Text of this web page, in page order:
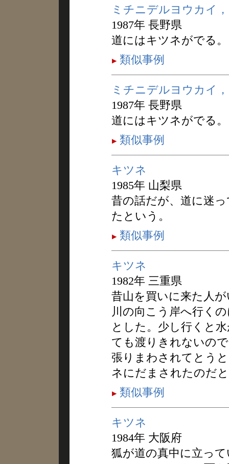
ミチニデルヨウカイ
1987年 長野県
道にはキツネがでる。
類似事例
ミチニデルヨウカイ
1987年 長野県
道にはキツネがでる。
類似事例
キツネ
1985年 山梨県
昔の話だが、道に迷
たという。
類似事例
キツネ
1982年 三重県
昔山を買いに来た人
川の向こう岸へ行く
とした。少し行くと
ても渡りきれないの
張りまわされてとう
ネにだまされたのだ
類似事例
キツネ
1984年 大阪府
狐が道の真中に立っ